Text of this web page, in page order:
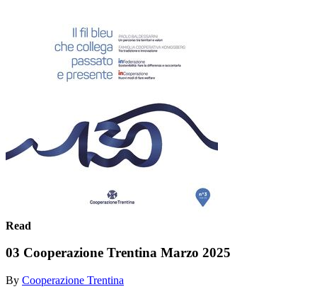
Read
03 Cooperazione Trentina Marzo 2025
By Cooperazione Trentina